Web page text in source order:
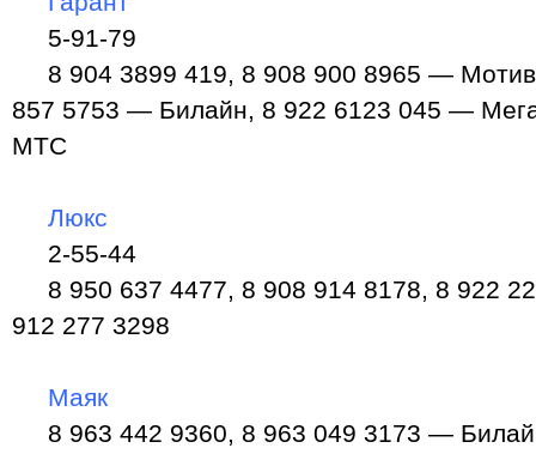
5-91-79
8 904 3899 419, 8 908 900 8965 —
857 5753 — Билайн, 8 922 6123 045 —
МТС
Люкс
2-55-44
8 950 637 4477, 8 908 914 8178, 8 922
912 277 3298
Маяк
8 963 442 9360, 8 963 049 3173 —